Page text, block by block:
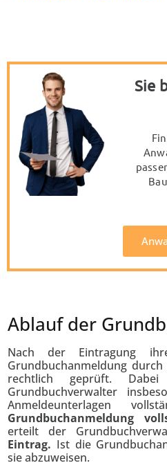
Sie
Ablauf der
Nach der Eintragung
Grundbuchanmeldung
rechtlich geprüft.
Grundbuchverwalter
Anmeldeunterlagen
Grundbuchanmeldung
erteilt der
Eintrag. Ist die
sie abzuweisen.